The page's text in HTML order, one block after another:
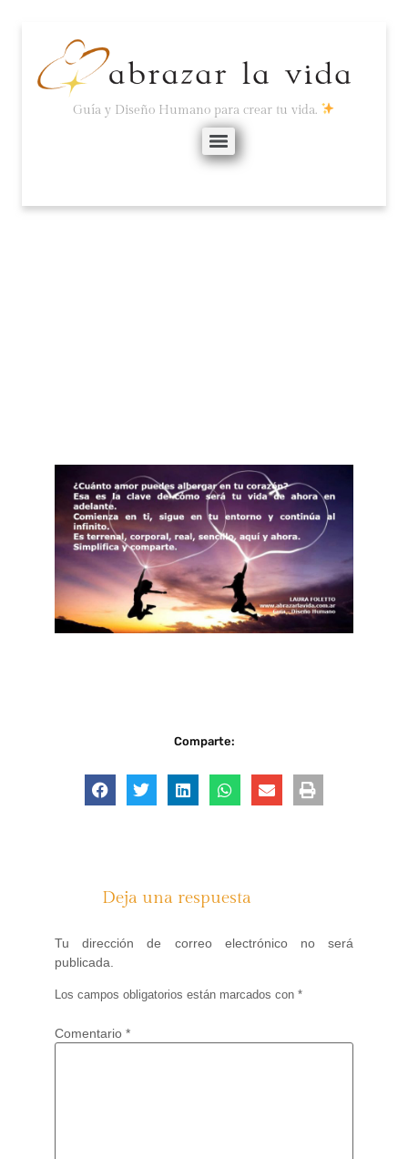
Guía y Diseño Humano para crear tu vida.
Comparte:
Deja una respuesta
Tu dirección de correo electrónico no será
publicada.
Los campos obligatorios están marcados con *
Comentario *